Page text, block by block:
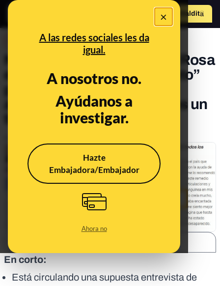
×
A las redes sociales les da
igual.
A nosotros no.
Ayúdanos a
investigar.
Hazte
Embajadora/Embajador
Ahora no
Hazte Maldito
No, esta entrevista de Ana Rosa
en la que desvela el “secreto”
para curar el dolor de
articulaciones no es real: es un
En corto:
Está circulando una supuesta entrevista de